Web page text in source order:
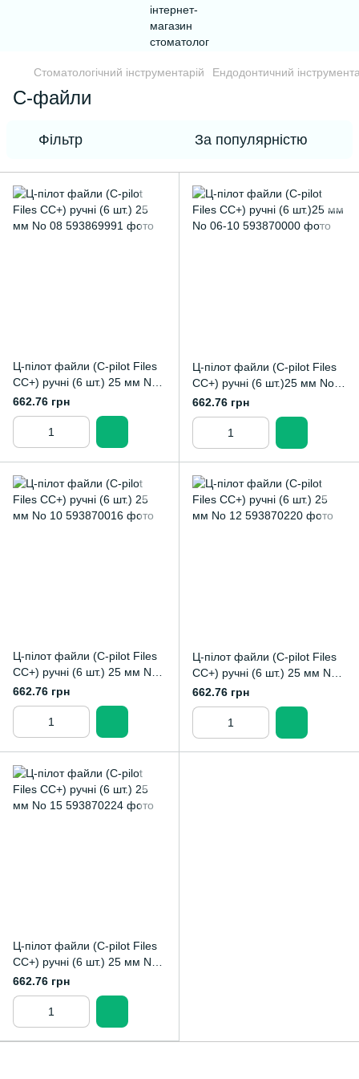
Стоматологічний інструментарій Ендодонтичний
С-файли
Фільтр За популярністю
Ц-пілот файли (C-pilot Files
CC+) ручні (6 шт.) 25 мм No
08
662.76 грн
Ц-пілот файли (C-pilot Files
CC+) ручні (6 шт.)25 мм No
06-10
662.76 грн
Ц-пілот файли (C-pilot Files
CC+) ручні (6 шт.) 25 мм No
10
662.76 грн
Ц-пілот файли (C-pilot Files
CC+) ручні (6 шт.) 25 мм No
12
662.76 грн
Ц-пілот файли (C-pilot Files
CC+) ручні (6 шт.) 25 мм No
15
662.76 грн